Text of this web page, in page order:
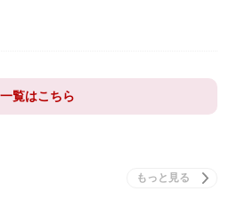
一覧はこちら